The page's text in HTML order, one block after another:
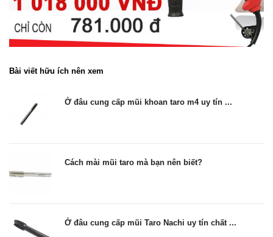
Bài viết hữu ích nên xem
Ở đâu cung cấp mũi khoan taro m4 uy tín ...
Cách mài mũi taro mà bạn nên biết?
Ở đâu cung cấp mũi Taro Nachi uy tín chất ...